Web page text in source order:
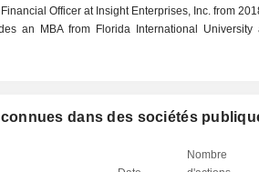
Officer at Insight Enterprises, Inc. from
an MBA from Florida International
dans des sociétés
Nombre